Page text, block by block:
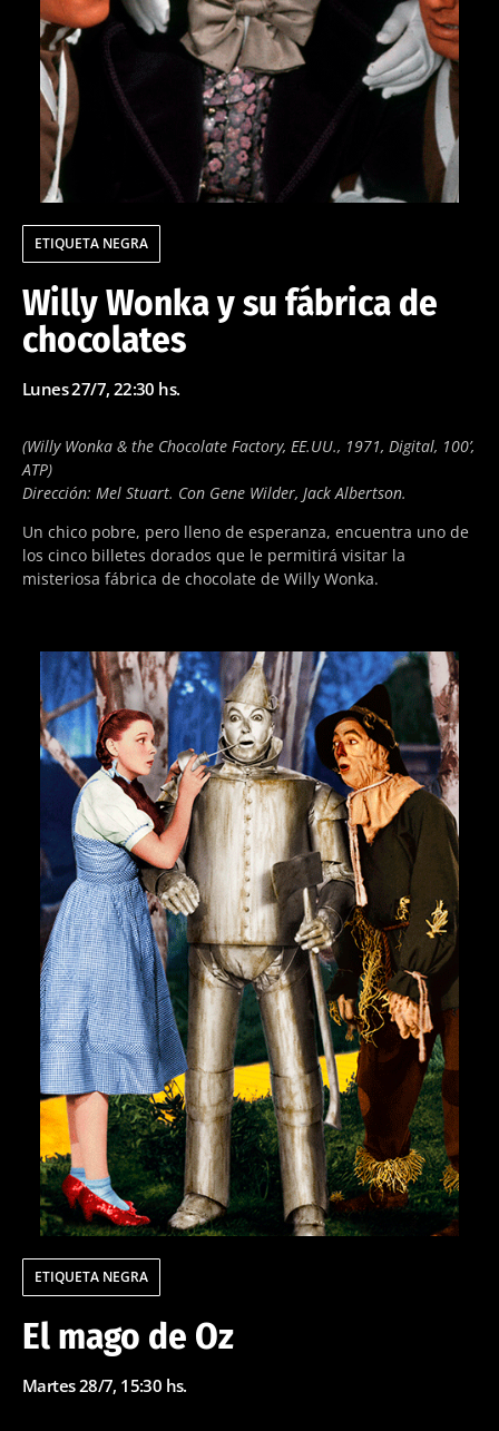
ETIQUETA NEGRA
Willy Wonka y su fábrica de
chocolates
Lunes 27/7, 22:30 hs.
(Willy Wonka & the Chocolate Factory, EE.UU., 1971, Digital, 100’,
ATP)
Dirección: Mel Stuart. Con Gene Wilder, Jack Albertson.
Un chico pobre, pero lleno de esperanza, encuentra uno de
los cinco billetes dorados que le permitirá visitar la
misteriosa fábrica de chocolate de Willy Wonka.
ETIQUETA NEGRA
El mago de Oz
Martes 28/7, 15:30 hs.